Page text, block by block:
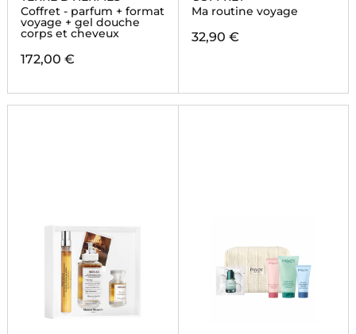
Coffret - parfum + format
voyage + gel douche
corps et cheveux
172,00 €
Ma routine voyage
32,90 €